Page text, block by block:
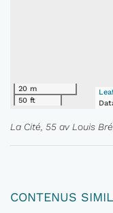
20 m
50 ft
La Cité, 55 av Louis
CONTENUS